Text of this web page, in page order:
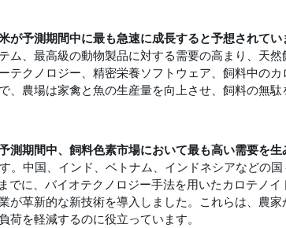
が予測期間中に最も急速に成長すると予想されてい
ム、最高級の動物製品に対する需要の高まり、天
テクノロジー、精密栄養ソフトウェア、飼料中の
、農場は家禽と魚の生産量を向上させ、飼料の無
測期間中、飼料色素市場において最も高い需要を生
。中国、インド、ベトナム、インドネシアなどの
でに、バイオテクノロジー手法を用いたカロテノ
が革新的な新技術を導入しました。これらは、農
荷を軽減するのに役立っています。